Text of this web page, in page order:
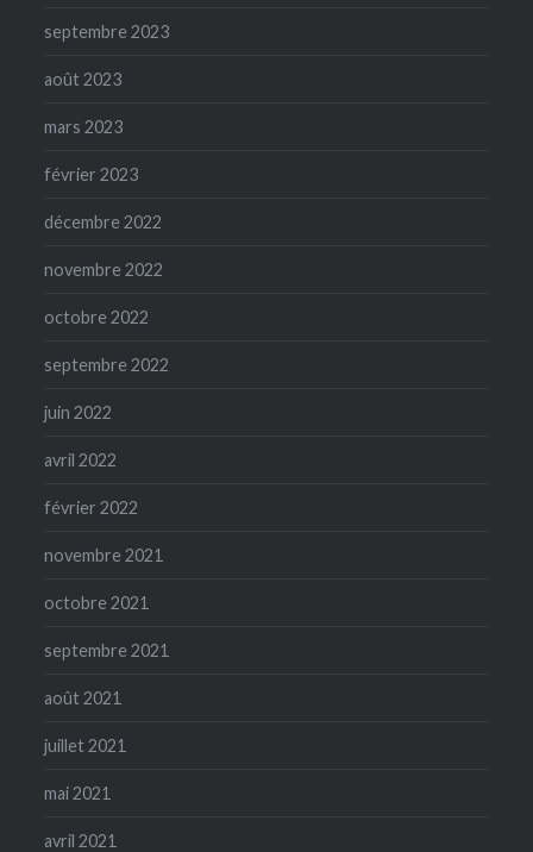
septembre 2023
août 2023
mars 2023
février 2023
décembre 2022
novembre 2022
octobre 2022
septembre 2022
juin 2022
avril 2022
février 2022
novembre 2021
octobre 2021
septembre 2021
août 2021
juillet 2021
mai 2021
avril 2021